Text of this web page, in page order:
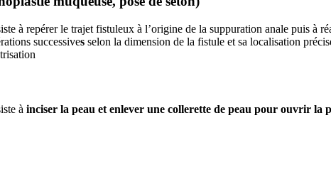
à repérer le trajet fistuleux à l’origine de la suppuration anale puis à
successives selon la dimension de la fistule et sa localisation
à inciser la peau et enlever une collerette de peau pour ouvrir la